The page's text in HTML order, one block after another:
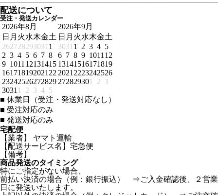
配送について
受注・発送カレンダー
2026年8月
日 月 火水木金土
262728293031 1
2 3 4 5 6 7 8
9 1011 12131415
161718192021 22
23242526272829
3031 1 2 3 4 5
2026年9月
日 月 火水木金土
3031 1 2 3 4 5
6 7 8 9 1011 12
13141516171819
2021 2223242526
272829301 2 3
■ 休業日（受注・発送対応なし）
■ 受注対応のみ
■ 発送対応のみ
宅配便
【業者】 ヤマト運輸
【配送サービス名】宅急便
【備考】
商品発送のタイミング
特にご指定がない場合、
前払い決済の場合（例：銀行振込） ⇒ご入金確認後、２営業
日に発送いたします。